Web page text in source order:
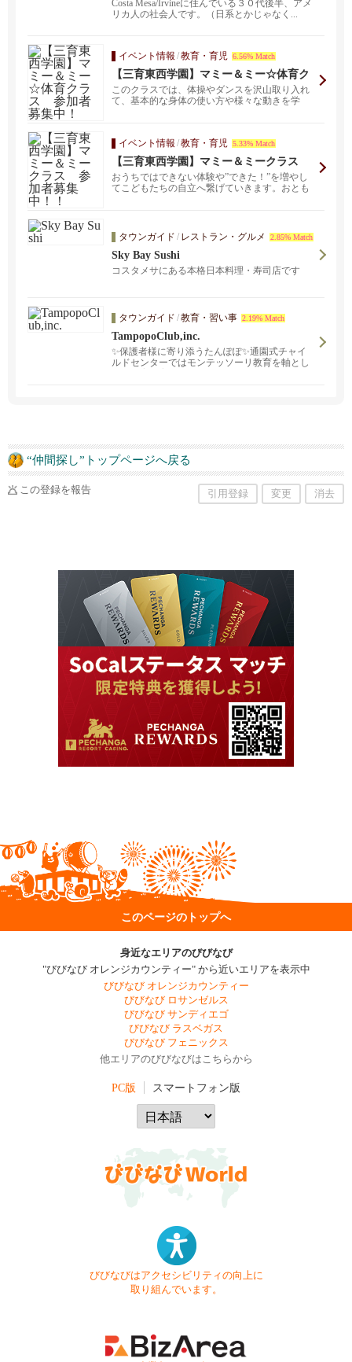
Costa Mesa/Irvineに住んでいる３０代後半、アメ
リカ人の社会人です。（日系とかじゃなく...
イベント情報 /教育・育児 6.56% Match
【三育東西学園】マミー＆ミー☆体育ク
ラス 参加者募集中！
このクラスでは、体操やダンスを沢山取り入れ
て、基本的な身体の使い方や様々な動きを学
イベント情報 /教育・育児 5.33% Match
【三育東西学園】マミー＆ミークラス
参加者募集中！！
おうちではできない体験や”できた！”を増やし
てこどもたちの自立へ繋げていきます。おとも
タウンガイド / レストラン・グルメ 2.85% Match
Sky Bay Sushi
コスタメサにある本格日本料理・寿司店です
タウンガイド /教育・習い事 2.19% Match
TampopoClub,inc.
✨保護者様に寄り添うたんぽぽ✨通園式チャイ
ルドセンターではモンテッソーリ教育を軸とし
います。
“仲間探し”トップページへ戻る
この登録を報告 引用登録 変更 消去
このページのトップへ
身近なエリアのびびなび
"びびなび オレンジカウンティー" から近いエリアを表示中
びびなび オレンジカウンティー
びびなび ロサンゼルス
びびなび サンディエゴ
びびなび ラスベガス
びびなび フェニックス
他エリアのびびなびはこちらから
PC版 スマートフォン版
びびなびはアクセシビリティの向上に
取り組んでいます。